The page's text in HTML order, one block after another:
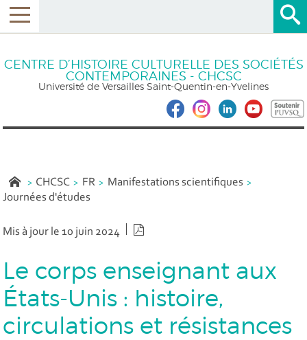
CENTRE D’HISTOIRE CULTURELLE DES SOCIÉTÉS
CONTEMPORAINES - CHCSC
Université de Versailles Saint-Quentin-en-Yvelines
CHCSC FR
Manifestations scientifiques
Journées d'études
Mis à jour le 10 juin 2024
Le corps enseignant aux
États-Unis : histoire,
circulations et résistances